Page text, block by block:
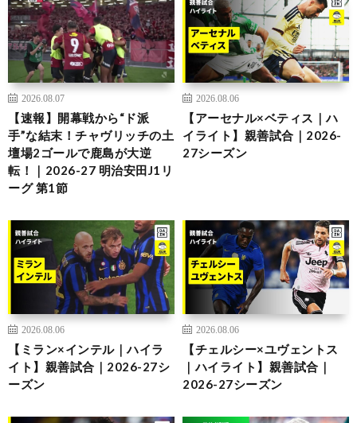
2026.08.07
【速報】開幕戦から“ド派
手”な結末！チャヴリッチの土
壇場2ゴールで鹿島が大逆
転！｜2026-27 明治安田J1リ
ーグ 第1節
2026.08.06
【アーセナル×ベティス｜ハ
イライト】親善試合｜2026-
27シーズン
2026.08.06
【ミラン×インテル｜ハイラ
イト】親善試合｜2026-27シ
ーズン
2026.08.06
【チェルシー×ユヴェントス
｜ハイライト】親善試合｜
2026-27シーズン